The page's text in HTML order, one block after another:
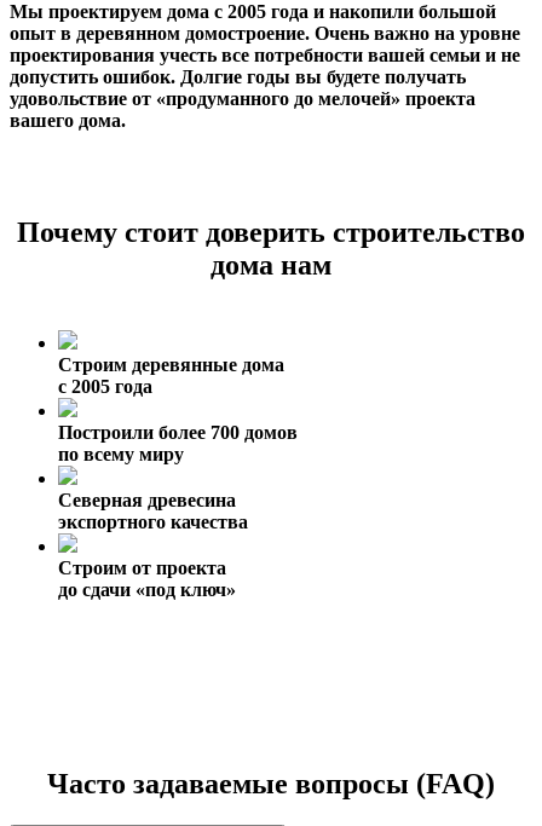
Мы проектируем дома с 2005 года и накопили большой
опыт в деревянном домостроение. Очень важно на уровне
проектирования учесть все потребности вашей семьи и не
допустить ошибок. Долгие годы вы будете получать
удовольствие от «продуманного до мелочей» проекта
вашего дома.
Почему стоит доверить строительство
дома нам
Строим деревянные дома
с 2005 года
Построили более 700 домов
по всему миру
Северная древесина
экспортного качества
Строим от проекта
до сдачи «под ключ»
Часто задаваемые вопросы (FAQ)